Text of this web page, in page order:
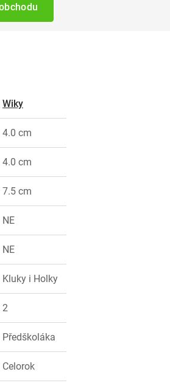
Wiky
4.0 cm
4.0 cm
7.5 cm
NE
NE
Kluky i Holky
2
Předškoláka
Celorok